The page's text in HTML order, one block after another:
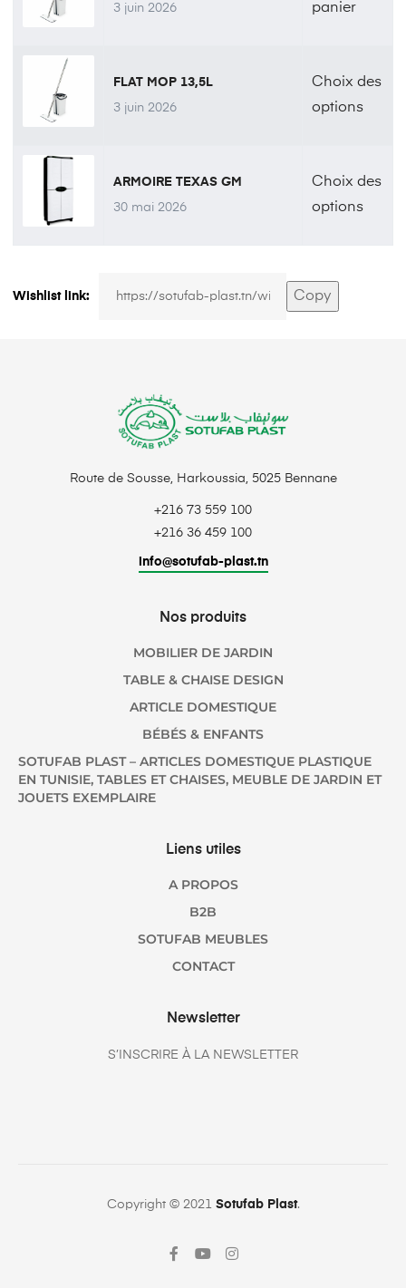
3 juin 2026
panier
FLAT MOP 13,5L
3 juin 2026
Choix des
options
ARMOIRE TEXAS GM
30 mai 2026
Choix des
options
Wishlist link: Copy
Route de Sousse, Harkoussia, 5025 Bennane
+216 73 559 100
+216 36 459 100
info@sotufab-plast.tn
Nos produits
MOBILIER DE JARDIN
TABLE & CHAISE DESIGN
ARTICLE DOMESTIQUE
BÉBÉS & ENFANTS
SOTUFAB PLAST – ARTICLES DOMESTIQUE PLASTIQUE
EN TUNISIE, TABLES ET CHAISES, MEUBLE DE JARDIN ET
JOUETS EXEMPLAIRE
Liens utiles
A PROPOS
B2B
SOTUFAB MEUBLES
CONTACT
Newsletter
S’INSCRIRE À LA NEWSLETTER
Copyright © 2021 Sotufab Plast.